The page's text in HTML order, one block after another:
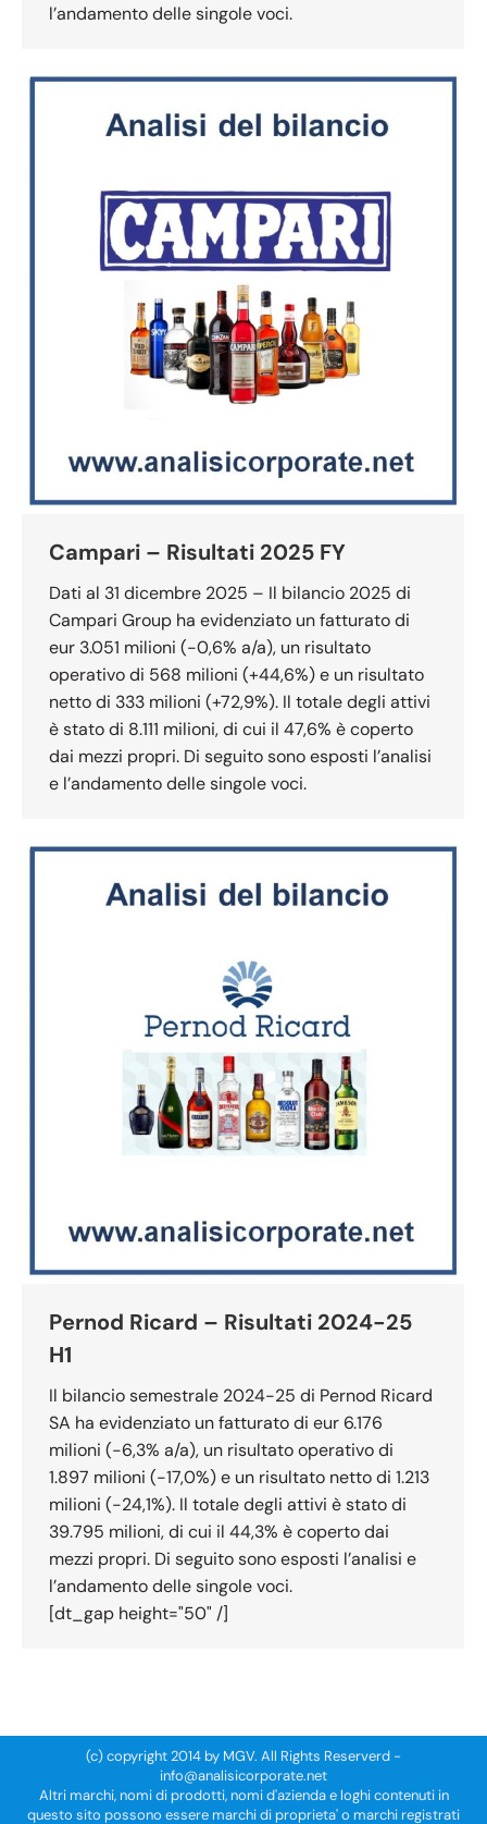
l’andamento delle singole voci.
Campari – Risultati 2025 FY
Dati al 31 dicembre 2025 – Il bilancio 2025 di
Campari Group ha evidenziato un fatturato di
eur 3.051 milioni (-0,6% a/a), un risultato
operativo di 568 milioni (+44,6%) e un risultato
netto di 333 milioni (+72,9%). Il totale degli attivi
è stato di 8.111 milioni, di cui il 47,6% è coperto
dai mezzi propri. Di seguito sono esposti l’analisi
e l’andamento delle singole voci.
Pernod Ricard – Risultati 2024-25
H1
Il bilancio semestrale 2024-25 di Pernod Ricard
SA ha evidenziato un fatturato di eur 6.176
milioni (-6,3% a/a), un risultato operativo di
1.897 milioni (-17,0%) e un risultato netto di 1.213
milioni (-24,1%). Il totale degli attivi è stato di
39.795 milioni, di cui il 44,3% è coperto dai
mezzi propri. Di seguito sono esposti l’analisi e
l’andamento delle singole voci.
[dt_gap height="50" /]
(c) copyright 2014 by MGV. All Rights Reserverd -
info@analisicorporate.net
Altri marchi, nomi di prodotti, nomi d'azienda e loghi contenuti in
questo sito possono essere marchi di proprieta' o marchi registrati